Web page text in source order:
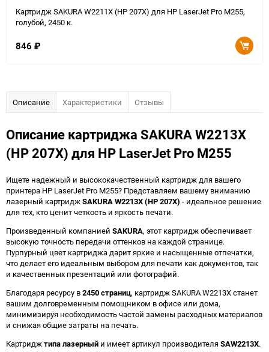
Картридж SAKURA W2211X (HP 207X) для HP LaserJet Pro M255,
голубой, 2450 к.
846 ₽
Описание Характеристики Отзывы
Описание картриджа SAKURA W2213X
(HP 207X) для HP LaserJet Pro M255
Ищете надежный и высококачественный картридж для вашего
принтера HP LaserJet Pro M255? Представляем вашему вниманию
лазерный картриджSAKURA W2213X (HP 207X) - идеальное решение
для тех, кто ценит четкость и яркость печати.
Произведенный компанией SAKURA, этот картридж обеспечивает
высокую точность передачи оттенков на каждой странице.
Пурпурный цвет картриджа дарит яркие и насыщенные отпечатки,
что делает его идеальным выбором для печати как документов, так
и качественных презентаций или фотографий.
Благодаря ресурсу в2450 страниц, картридж SAKURA W2213X станет
вашим долговременным помощником в офисе или дома,
минимизируя необходимость частой замены расходных материалов
и снижая общие затраты на печать.
Картриджтипа лазерный и имеет артикул производителяSAW2213X.